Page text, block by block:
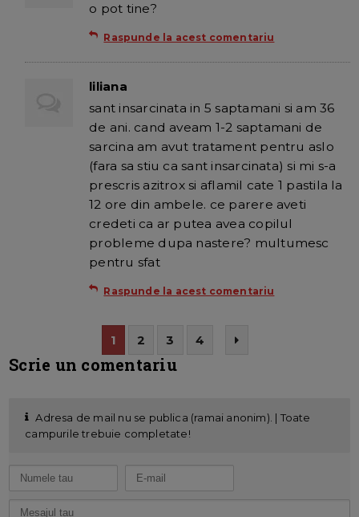
o pot tine?
Raspunde la acest comentariu
liliana
sant insarcinata in 5 saptamani si am 36
de ani. cand aveam 1-2 saptamani de
sarcina am avut tratament pentru aslo
(fara sa stiu ca sant insarcinata) si mi s-a
prescris azitrox si aflamil cate 1 pastila la
12 ore din ambele. ce parere aveti
credeti ca ar putea avea copilul
probleme dupa nastere? multumesc
pentru sfat
Raspunde la acest comentariu
1 2 3 4
Scrie un comentariu
Adresa de mail nu se publica (ramai anonim). | Toate
campurile trebuie completate!